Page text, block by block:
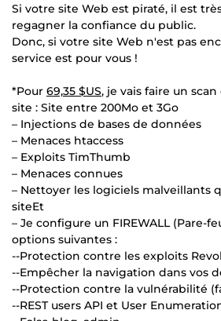
Si votre site Web est piraté, il est
regagner la confiance du public.
Donc, si votre site Web n'est pas
service est pour vous !
*Pour 69,35 $US, je vais faire un
site : Site entre 200Mo et 3Go
– Injections de bases de données
– Menaces htaccess
– Exploits TimThumb
– Menaces connues
– Nettoyer les logiciels malveillants
siteEt
– Je configure un FIREWALL (Pare-
options suivantes :
--Protection contre les exploits
--Empêcher la navigation dans vos
--Protection contre la vulnérabilité
--REST users API et User